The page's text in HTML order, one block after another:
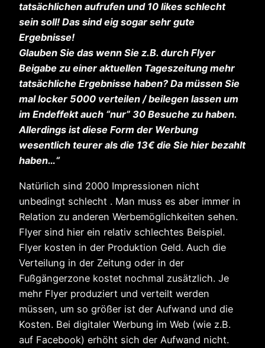
tatsächlichen aufrufen und 10 likes schlecht
sein soll! Das sind eig sogar sehr gute
Ergebnisse!
Glauben Sie das wenn Sie z.B. durch Flyer
Beigabe zu einer aktuellen Tageszeitung mehr
tatsächliche Ergebnisse haben? Da müssen Sie
mal locker 5000 verteilen / beilegen lassen um
im Endeffekt auch “nur” 30 Besuche zu haben.
Allerdings ist diese Form der Werbung
wesentlich teurer als die 13€ die Sie hier bezahlt
haben…“
Natürlich sind 2000 Impressionen nicht
unbedingt schlecht . Man muss es aber immer in
Relation zu anderen Werbemöglichkeiten sehen.
Flyer sind hier ein relativ schlechtes Beispiel.
Flyer kosten in der Produktion Geld. Auch die
Verteilung in der Zeitung oder in der
Fußgängerzone kostet nochmal zusätzlich. Je
mehr Flyer produziert und verteilt werden
müssen, um so größer ist der Aufwand und die
Kosten. Bei digitaler Werbung im Web (wie z.B.
auf Facebook) erhöht sich der Aufwand nicht.